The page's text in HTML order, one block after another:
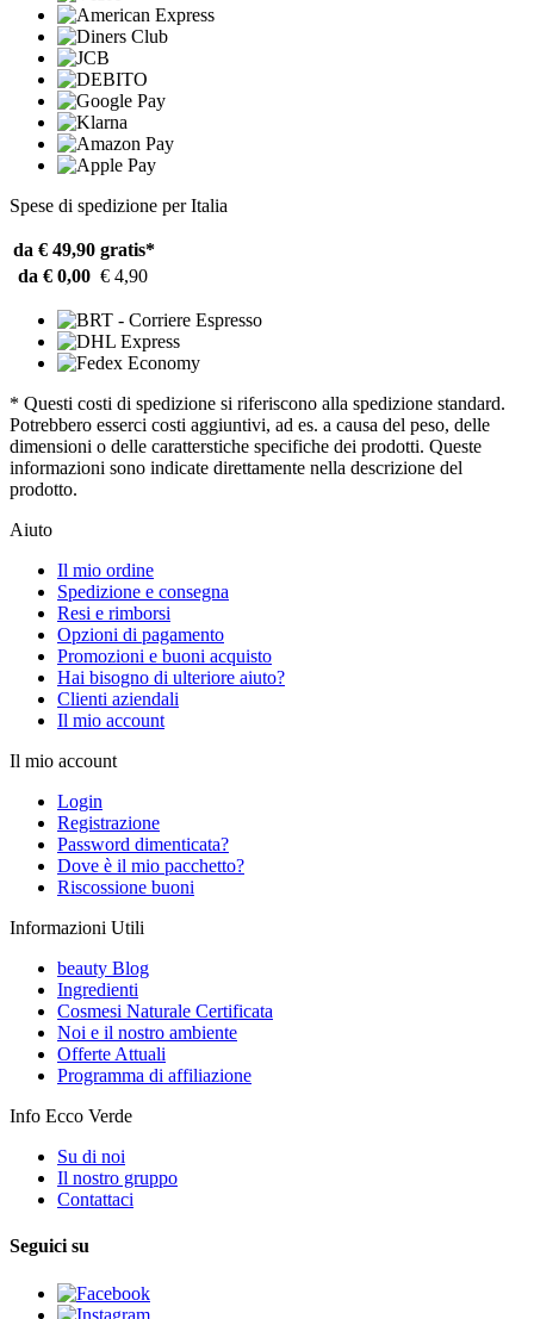
Spese di spedizione per Italia
da € 49,90 gratis*
da € 0,00 € 4,90
* Questi costi di spedizione si riferiscono alla spedizione standard.
Potrebbero esserci costi aggiuntivi, ad es. a causa del peso, delle
dimensioni o delle caratterstiche specifiche dei prodotti. Queste
informazioni sono indicate direttamente nella descrizione del
prodotto.
Aiuto
Il mio ordine
Spedizione e consegna
Resi e rimborsi
Opzioni di pagamento
Promozioni e buoni acquisto
Hai bisogno di ulteriore aiuto?
Clienti aziendali
Il mio account
Il mio account
Login
Registrazione
Password dimenticata?
Dove è il mio pacchetto?
Riscossione buoni
Informazioni Utili
beauty Blog
Ingredienti
Cosmesi Naturale Certificata
Noi e il nostro ambiente
Offerte Attuali
Programma di affiliazione
Info Ecco Verde
Su di noi
Il nostro gruppo
Contattaci
Seguici su